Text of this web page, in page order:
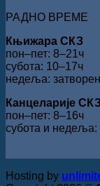
РАДНО ВРЕМЕ
Књижара СКЗ
пон‒пет: 8‒21ч
субота: 10‒17ч
недеља:
Канцеларије
пон‒пет: 8‒16ч
субота и недеља:
Hosting by